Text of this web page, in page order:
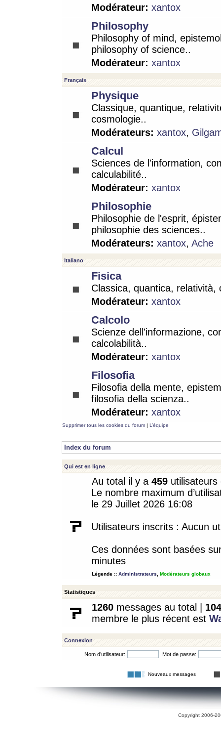
Modérateur: xantox
Philosophy
Philosophy of mind,
philosophy of science..
Modérateur: xantox
Français
Physique
Classique, quantique,
cosmologie..
Modérateurs: xantox,
Calcul
Sciences de l'information,
calculabilité..
Modérateur: xantox
Philosophie
Philosophie de l'esprit,
philosophie des sciences..
Modérateurs: xantox, Ache
Italiano
Fisica
Classica, quantica, relatività,
Modérateur: xantox
Calcolo
Scienze dell'informazione,
calcolabilità..
Modérateur: xantox
Filosofia
Filosofia della mente,
filosofia della scienza..
Modérateur: xantox
Supprimer tous les cookies du forum | L’équipe
Index du forum
Qui est en ligne
Au total il y a 459
Le nombre maximum
le 29 Juillet 2026 16:08
Utilisateurs inscrits : Aucun
Ces données sont basées
minutes
Légende :: Administrateurs Modérateurs globaux
Statistiques
1260 messages au total | 104
membre le plus récent est
Connexion
Nom d’utilisateur: Mot de passe:
Nouveaux messages
Copyright 2006-